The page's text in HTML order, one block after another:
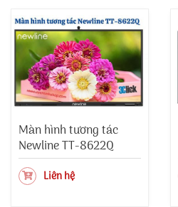
Màn hình tương tác
Newline TT-8622Q
Liên hệ